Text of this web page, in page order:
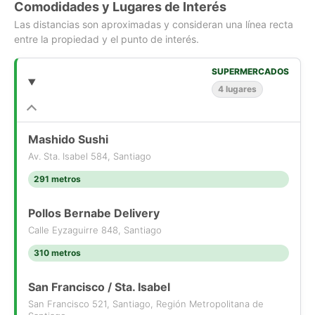
supermercados, teatros, centros médicos, restaurantes y
locales comerciales varios, entre otros.
Gastos comunes: $120.000.-
Para más información ver: https://www.corredorpro.cl/todas-
Metropolitana-2-Habitaciones-2-Baños/
Para una mejor atención, en su consulta favor indicar código
interno de propiedad: StgoC_403, y si desea agendar visita
agregar alternativas de días y horarios disponibles.
Si desea conocer el dividendo y el ingreso que necesita
(aproximados), puede revisar el siguiente link:
Para mayor información dirigirse a http://www.corredorpro.cl
Comodidades y Lugares de Interés
Las distancias son aproximadas y consideran una línea recta
entre la propiedad y el punto de interés.
SUPERMERCADOS
4 lugares
Mashido Sushi
Av. Sta. Isabel 584, Santiago
291 metros
Pollos Bernabe Delivery
Calle Eyzaguirre 848, Santiago
310 metros
San Francisco / Sta. Isabel
San Francisco 521, Santiago, Región Metropolitana de